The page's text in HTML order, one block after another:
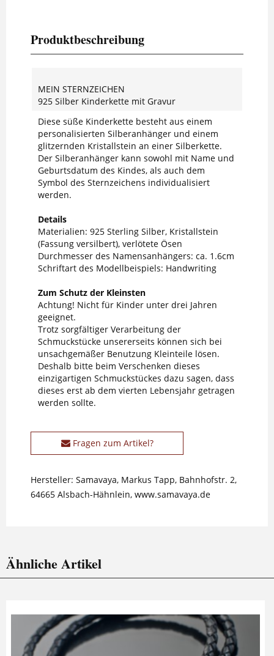
Produktbeschreibung
MEIN STERNZEICHEN
925 Silber Kinderkette mit Gravur
Diese süße Kinderkette besteht aus einem
personalisierten Silberanhänger und einem
glitzernden Kristallstein an einer Silberkette.
Der Silberanhänger kann sowohl mit Name und
Geburtsdatum des Kindes, als auch dem
Symbol des Sternzeichens individualisiert
werden.
Details
Materialien: 925 Sterling Silber, Kristallstein
(Fassung versilbert), verlötete Ösen
Durchmesser des Namensanhängers: ca. 1.6cm
Schriftart des Modellbeispiels: Handwriting
Zum Schutz der Kleinsten
Achtung! Nicht für Kinder unter drei Jahren
geeignet.
Trotz sorgfältiger Verarbeitung der
Schmuckstücke unsererseits können sich bei
unsachgemäßer Benutzung Kleinteile lösen.
Deshalb bitte beim Verschenken dieses
einzigartigen Schmuckstückes dazu sagen, dass
dieses erst ab dem vierten Lebensjahr getragen
werden sollte.
Fragen zum Artikel?
Hersteller: Samavaya, Markus Tapp, Bahnhofstr. 2,
64665 Alsbach-Hähnlein, www.samavaya.de
Ähnliche Artikel